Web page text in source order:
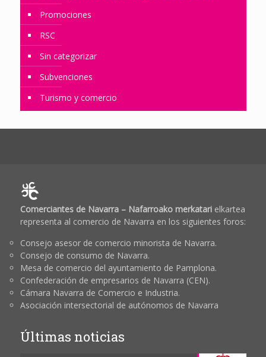
Promociones
RSC
Sin categorizar
Subvenciones
Turismo y comercio
Comerciantes de Navarra – Nafarroako merkatarielkartea
representa al comercio de Navarra en los siguientes foros:
Consejo asesor de comercio minorista de Navarra.
Consejo de consumo de Navarra.
Mesa de comercio del ayuntamiento de Pamplona.
Confederación de empresarios de Navarra (CEN).
Cámara Navarra de Comercio e Industria.
Asociación intersectorial de autónomos de Navarra
Últimas noticias